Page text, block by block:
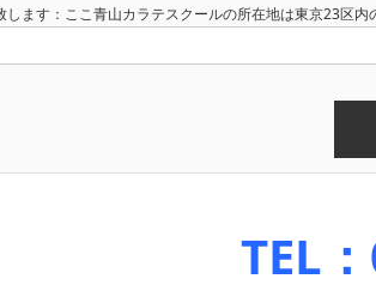
ます：ここ青山カラテスクールの所在地は東京23区内
TEL